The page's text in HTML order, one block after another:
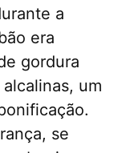
a
era
gordura
um
se